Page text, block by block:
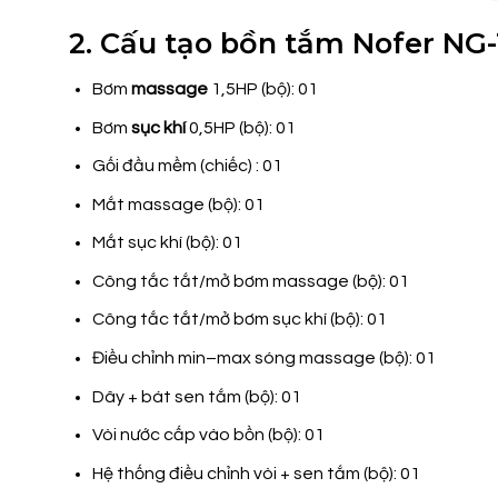
2. Cấu tạo bồn tắm Nofer NG-
Bơm massage1,5HP (bộ): 01
Bơm sục khí0,5HP (bộ): 01
Gối đầu mềm (chiếc) : 01
Mắt massage (bộ): 01
Mắt sục khí (bộ): 01
Công tắc tắt/mở bơm massage (bộ): 01
Công tắc tắt/mở bơm sục khí (bộ): 01
Điều chỉnh min–max sóng massage (bộ): 01
Dây + bát sen tắm (bộ): 01
Vòi nước cấp vào bồn (bộ): 01
Hệ thống điều chỉnh vòi + sen tắm (bộ): 01